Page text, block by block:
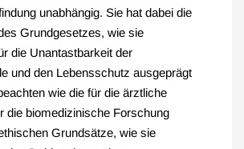
unabhängig. Sie hat dabei die
Grundgesetzes, wie sie
die Unantastbarkeit der
und den Lebensschutz ausgeprägt
wie die für die ärztliche
die biomedizinische Forschung
Grundsätze, wie sie